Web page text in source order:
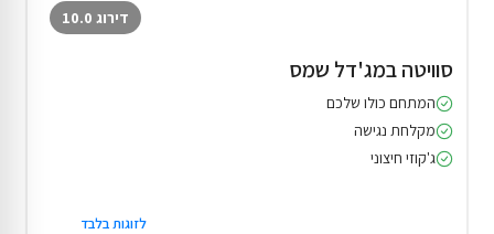
דירוג 10.0
סוויטה במג'דל שמס
המתחם כולו שלכם
מקלחת נגישה
ג'קוזי חיצוני
לזוגות בלבד